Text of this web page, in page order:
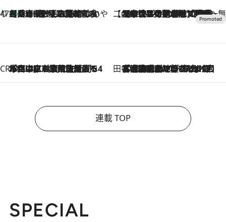
47都道府県の手みやげ ひんやりスイーツで夏を満喫
2026.8.8
【兵庫県】この夏絶対食べたい 冷やしておいしいおやつ3選 淡路島の恵みをジェラートに集約 【CREA×星野リゾート】唯一無二。癒しと発見が待つ場所へ
2026.8.7
【トンボの足水浴】ヒノキの香りに包まれて涼感マックス！約13℃の湧水かけ流しを避暑地「星野温泉 トンボの湯」で体験
CREA'S CHOICE
2026.8.7
「立川にも歌舞伎があるんだよ」 片岡仁左衛門・市川中車ら豪華座組みで4年目の立川立飛歌舞伎へ 田中稲の勝手に再ブーム
2026.8.7
「湘南乃風に憧れて」観客大盛上がりの“タオル回し”に、ラッパー顔負けの高速歌唱まで…さだまさし（74）のアグレッシブすぎる現在地
連載 TOP
SPECIAL